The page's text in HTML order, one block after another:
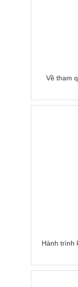
Về tham
Hành trình